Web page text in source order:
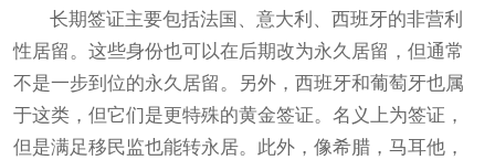
长期签证主要包括法国、意大利、西班牙的非营利
性居留。这些身份也可以在后期改为永久居留，但通常
不是一步到位的永久居留。另外，西班牙和葡萄牙也属
于这类，但它们是更特殊的黄金签证。名义上为签证，
但是满足移民监也能转永居。此外，像希腊，马耳他，